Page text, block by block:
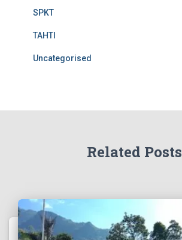
SPKT
TAHTI
Uncategorised
Related Posts